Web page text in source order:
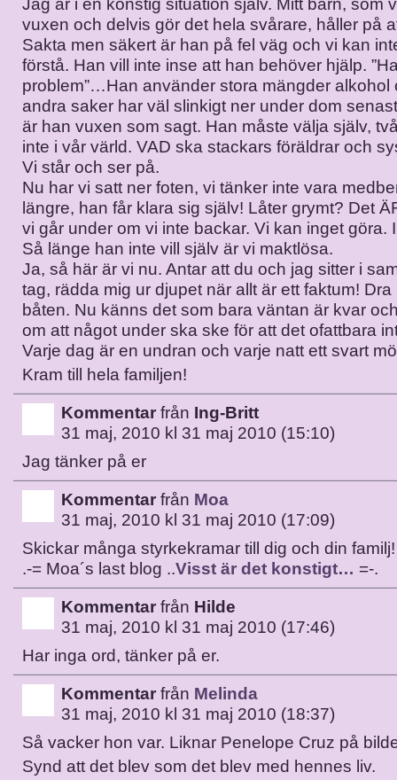
Jag är i en konstig situation själv. Mitt barn, som
vuxen och delvis gör det hela svårare, håller på
Sakta men säkert är han på fel väg och vi kan
förstå. Han vill inte inse att han behöver hjälp.
problem”…Han använder stora mängder alkohol
andra saker har väl slinkigt ner under dom
är han vuxen som sagt. Han måste välja själv,
inte i vår värld. VAD ska stackars föräldrar och
Vi står och ser på.
Nu har vi satt ner foten, vi tänker inte vara
längre, han får klara sig själv! Låter grymt? Det
vi går under om vi inte backar. Vi kan inget göra.
Så länge han inte vill själv är vi maktlösa.
Ja, så här är vi nu. Antar att du och jag sitter i
tag, rädda mig ur djupet när allt är ett faktum! Dra
båten. Nu känns det som bara väntan är kvar
om att något under ska ske för att det ofattbara
Varje dag är en undran och varje natt ett svart
Kram till hela familjen!
Kommentar från Ing-Britt
31 maj, 2010 kl 31 maj 2010 (15:10)
Jag tänker på er
Kommentar från Moa
31 maj, 2010 kl 31 maj 2010 (17:09)
Skickar många styrkekramar till dig och din familj!
.-= Moa´s last blog ..Visst är det konstigt… =-.
Kommentar från Hilde
31 maj, 2010 kl 31 maj 2010 (17:46)
Har inga ord, tänker på er.
Kommentar från Melinda
31 maj, 2010 kl 31 maj 2010 (18:37)
Så vacker hon var. Liknar Penelope Cruz på
Synd att det blev som det blev med hennes liv.